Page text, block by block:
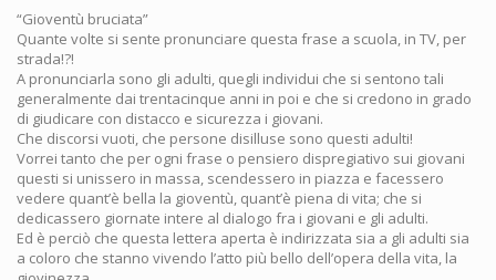
“Gioventù bruciata”
Quante volte si sente pronunciare questa frase a scuola, in TV, per
strada!?!
A pronunciarla sono gli adulti, quegli individui che si sentono tali
generalmente dai trentacinque anni in poi e che si credono in grado
di giudicare con distacco e sicurezza i giovani.
Che discorsi vuoti, che persone disilluse sono questi adulti!
Vorrei tanto che per ogni frase o pensiero dispregiativo sui giovani
questi si unissero in massa, scendessero in piazza e facessero
vedere quant’è bella la gioventù, quant’è piena di vita; che si
dedicassero giornate intere al dialogo fra i giovani e gli adulti.
Ed è perciò che questa lettera aperta è indirizzata sia a gli adulti sia
a coloro che stanno vivendo l’atto più bello dell’opera della vita, la